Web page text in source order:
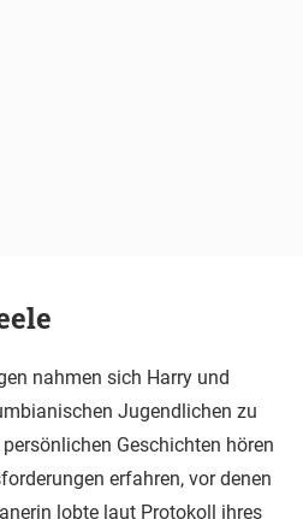
nahmen sich Harry und
Jugendlichen zu
Geschichten hören
erfahren, vor denen
lobte laut Protokoll ihres